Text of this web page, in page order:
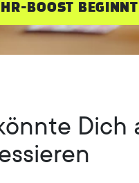
HR-BOOST
Dich